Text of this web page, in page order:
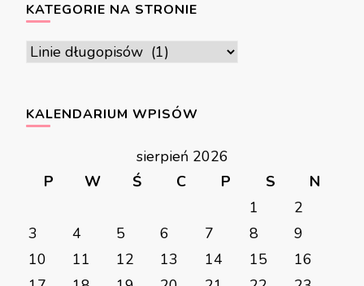
KATEGORIE NA STRONIE
Kategorie
KALENDARIUM WPISÓW
sierpień 2026
P
W Ś C P S
N
1
2
3
4 5 6 7 8
9
10
11 12 13 14 15
16